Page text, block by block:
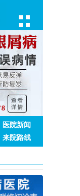
医院新闻
来院路线